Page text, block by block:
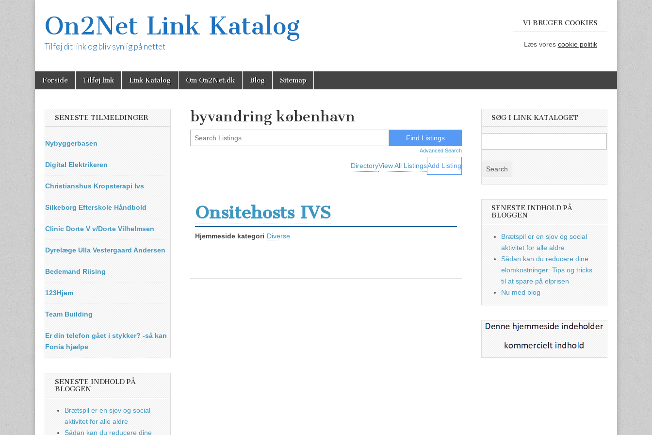
On2Net Link Katalog
Tilføj dit link og bliv synlig på nettet
VI BRUGER COOKIES
Læs vores cookie politik
Main
menu
Skip
Forside Tilføj link Link Katalog Om On2Net.dk Blog Sitemap
byvandring københavn
Advanced Search
DirectoryView All ListingsAdd Listing
Onsitehosts IVS
Hjemmeside kategori Diverse
SENESTE TILMELDINGER
Nybyggerbasen
Digital Elektrikeren
Christianshus Kropsterapi Ivs
Silkeborg Efterskole Håndbold
Clinic Dorte V v/Dorte Vilhelmsen
Dyrelæge Ulla Vestergaard Andersen
Bedemand Riising
123Hjem
Team Building
Er din telefon gået i stykker? -så kan
Fonia hjælpe
SENESTE INDHOLD PÅ
BLOGGEN
Brætspil er en sjov og social
aktivitet for alle aldre
Sådan kan du reducere dine
SØG I LINK KATALOGET
SENESTE INDHOLD PÅ
BLOGGEN
Brætspil er en sjov og social
aktivitet for alle aldre
Sådan kan du reducere dine
elomkostninger: Tips og tricks
til at spare på elprisen
Nu med blog